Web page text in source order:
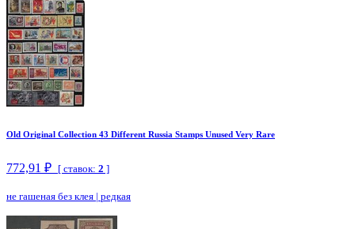
Old Original Collection 43 Different Russia Stamps Unused Very Rare
772,91 ₽ [ ставок: 2 ]
не гашеная без клея | редкая